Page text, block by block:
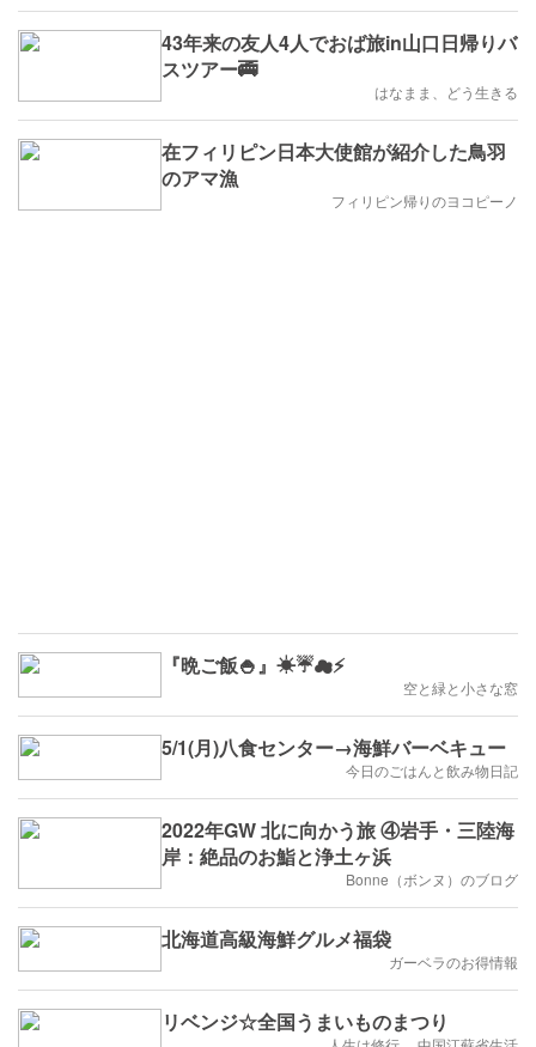
43年来の友人4人でおば旅in山口日帰りバ
スツアー🚎
はなまま、どう生きる
在フィリピン日本大使館が紹介した鳥羽
のアマ漁
フィリピン帰りのヨコピーノ
『晩ご飯🍚』☀☔☁⚡
空と緑と小さな窓
5/1(月)八食センター→海鮮バーベキュー
今日のごはんと飲み物日記
2022年GW 北に向かう旅 ④岩手・三陸海
岸：絶品のお鮨と浄土ヶ浜
Bonne（ボンヌ）のブログ
北海道高級海鮮グルメ福袋
ガーベラのお得情報
リベンジ☆全国うまいものまつり